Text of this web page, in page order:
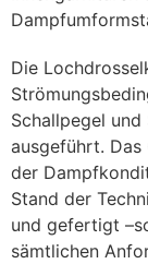
Die
Schallpegel
ausgeführt. Das
der
Stand der
und gefertigt
sämtlichen